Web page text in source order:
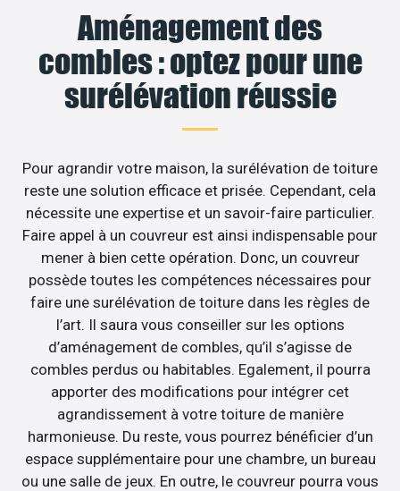
Aménagement des
combles : optez pour une
surélévation réussie
Pour agrandir votre maison, la surélévation de toiture
reste une solution efficace et prisée. Cependant, cela
nécessite une expertise et un savoir-faire particulier.
Faire appel à un couvreur est ainsi indispensable pour
mener à bien cette opération. Donc, un couvreur
possède toutes les compétences nécessaires pour
faire une surélévation de toiture dans les règles de
l’art. Il saura vous conseiller sur les options
d’aménagement de combles, qu’il s’agisse de
combles perdus ou habitables. Egalement, il pourra
apporter des modifications pour intégrer cet
agrandissement à votre toiture de manière
harmonieuse. Du reste, vous pourrez bénéficier d’un
espace supplémentaire pour une chambre, un bureau
ou une salle de jeux. En outre, le couvreur pourra vous